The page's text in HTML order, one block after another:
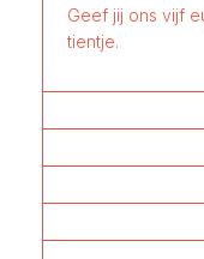
Geef jij ons vijf
tientje.